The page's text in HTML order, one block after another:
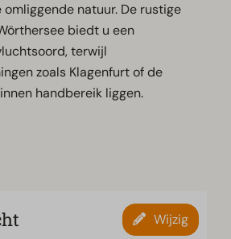
natuur. De rustige
biedt u een
terwijl
zoals Klagenfurt of de
handbereik liggen.
Wijzig